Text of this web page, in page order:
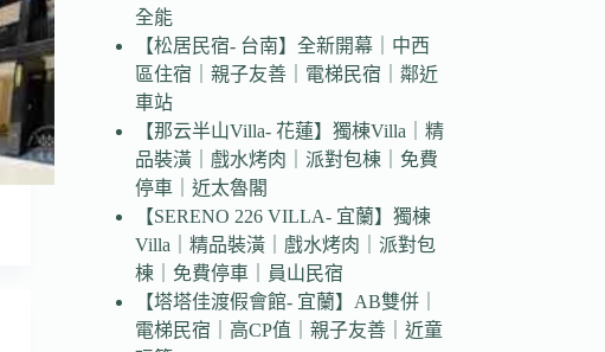
全能
【松居民宿- 台南】全新開幕｜中西
區住宿｜親子友善｜電梯民宿｜鄰近
車站
【那云半山Villa- 花蓮】獨棟Villa｜精
品裝潢｜戲水烤肉｜派對包棟｜免費
停車｜近太魯閣
【SERENO 226 VILLA- 宜蘭】獨棟
Villa｜精品裝潢｜戲水烤肉｜派對包
棟｜免費停車｜員山民宿
【塔塔佳渡假會館- 宜蘭】AB雙併｜
電梯民宿｜高CP值｜親子友善｜近童